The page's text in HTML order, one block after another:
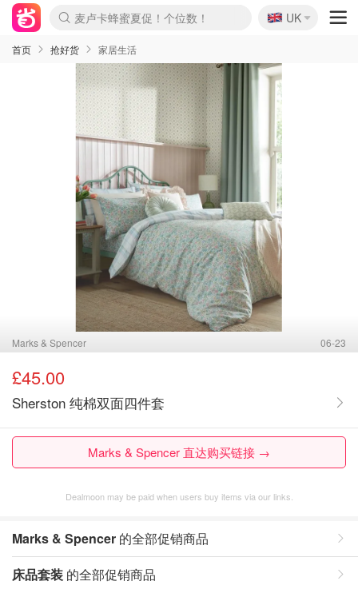
麦卢卡蜂蜜夏促！个位数！
Prada/Miu 4.8折！
啥？必胜客披萨5折！
🇬🇧
UK
首页 抢好货 家居生活
Marks & Spencer 06-23
£45.00
Sherston 纯棉双面四件套
Marks & Spencer 直达购买链接 →
Dealmoon may be paid when users buy items via our links.
Marks & Spencer 的全部促销商品
床品套装 的全部促销商品